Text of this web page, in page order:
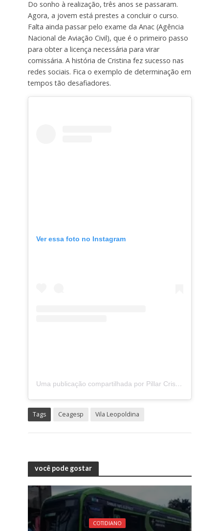
Do sonho à realização, três anos se passaram.
Agora, a jovem está prestes a concluir o curso.
Falta ainda passar pelo exame da Anac (Agência
Nacional de Aviação Civil), que é o primeiro passo
para obter a licença necessária para virar
comissária. A história de Cristina fez sucesso nas
redes sociais. Fica o exemplo de determinação em
tempos tão desafiadores.
Ver essa foto no Instagram
Uma publicação compartilhada por Pillar Cris (@crispillar_)
Tags Ceagesp Vila Leopoldina
você pode gostar
COTIDIANO